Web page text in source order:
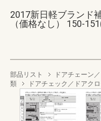
2017新日軽ブランド
（価格なし） 150-
部品リスト
ドアチェーン
類
ドアチェック／ドアク